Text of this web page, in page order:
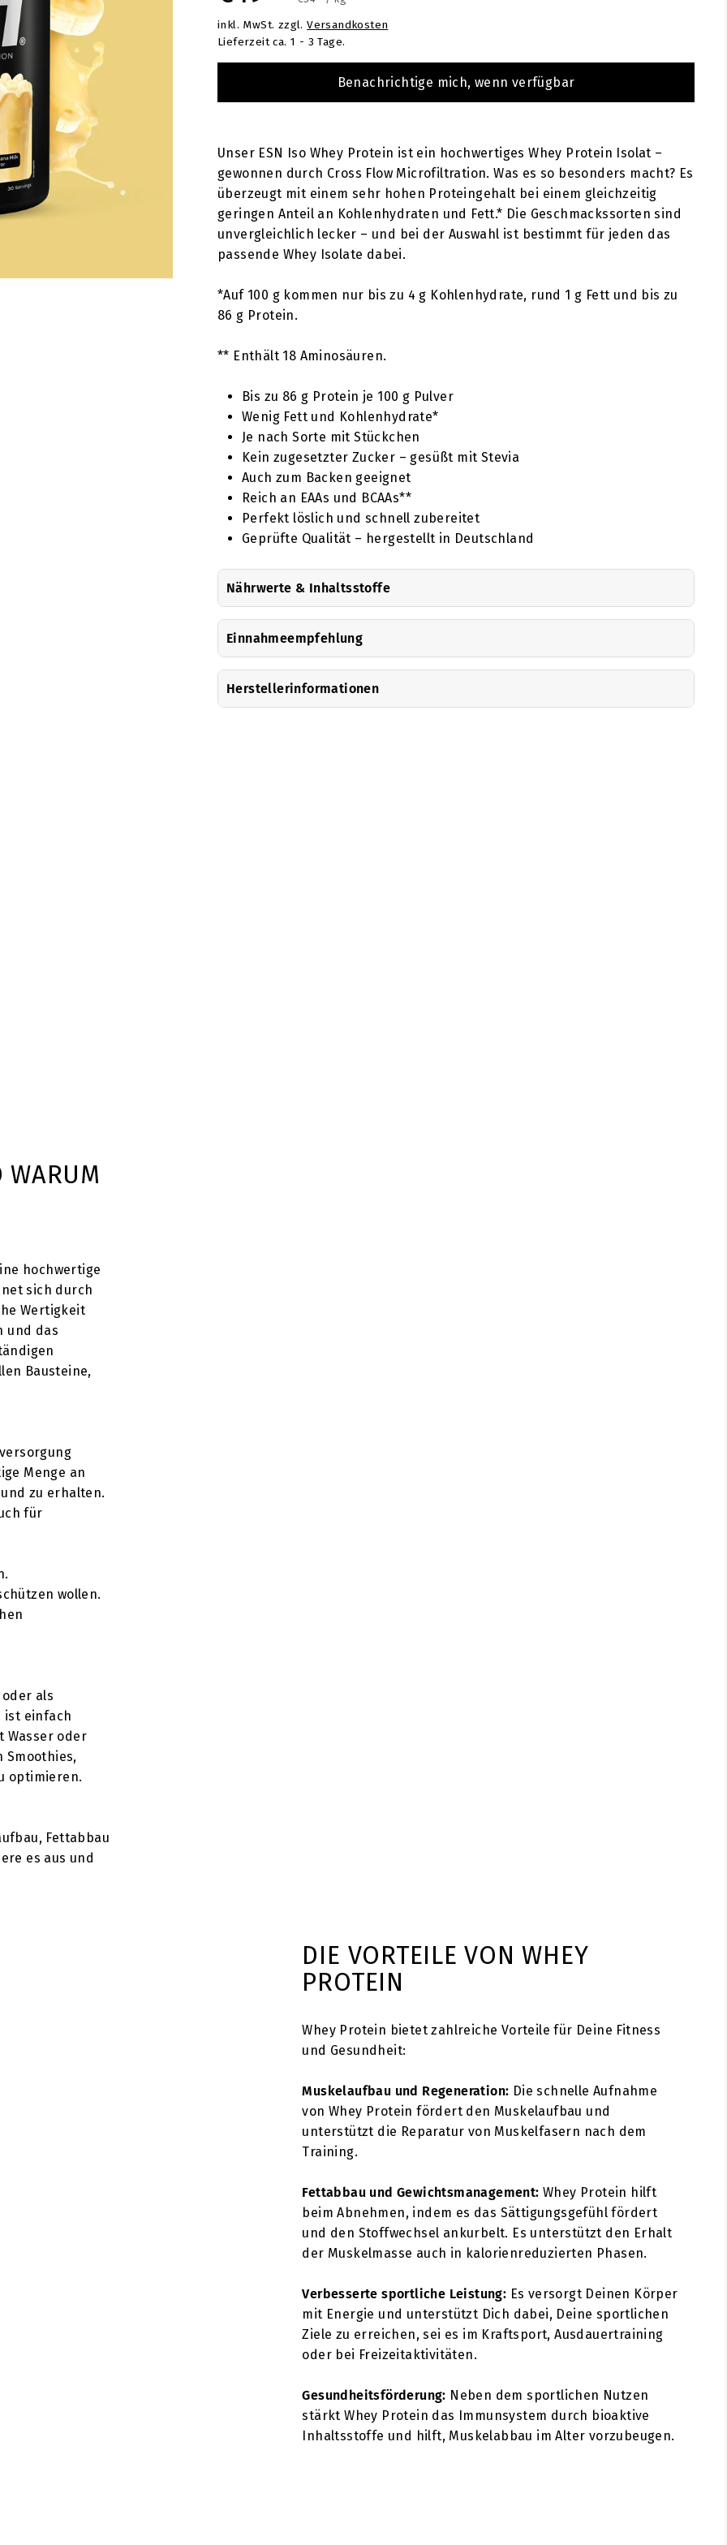
Preis
inkl. MwSt. zzgl.Versandkosten
Lieferzeit ca. 1 - 3 Tage.
Benachrichtige mich, wenn verfügbar
Unser ESN Iso Whey Protein ist ein hochwertiges Whey Protein Isolat –
gewonnen durch Cross Flow Microfiltration. Was es so besonders macht? Es
überzeugt mit einem sehr hohen Proteingehalt bei einem gleichzeitig
geringen Anteil an Kohlenhydraten und Fett.* Die Geschmackssorten sind
unvergleichlich lecker – und bei der Auswahl ist bestimmt für jeden das
passende Whey Isolate dabei.
*Auf 100 g kommen nur bis zu 4 g Kohlenhydrate, rund 1 g Fett und bis zu
86 g Protein.
** Enthält 18 Aminosäuren.
Bis zu 86 g Protein je 100 g Pulver
Wenig Fett und Kohlenhydrate*
Je nach Sorte mit Stückchen
Kein zugesetzter Zucker – gesüßt mit Stevia
Auch zum Backen geeignet
Reich an EAAs und BCAAs**
Perfekt löslich und schnell zubereitet
Geprüfte Qualität – hergestellt in Deutschland
Nährwerte & Inhaltsstoffe
Einnahmeempfehlung
Herstellerinformationen
WARUM
hochwertige
sich durch
Wertigkeit
und das
Bausteine,
Menge an
zu erhalten.
für
wollen.
als
ist einfach
Wasser oder
Smoothies,
optimieren.
Fettabbau
es aus und
DIE VORTEILE VON WHEY
PROTEIN
Whey Protein bietet zahlreiche Vorteile für Deine Fitness
und Gesundheit:
Muskelaufbau und Regeneration: Die schnelle Aufnahme
von Whey Protein fördert den Muskelaufbau und
unterstützt die Reparatur von Muskelfasern nach dem
Training.
Fettabbau und Gewichtsmanagement: Whey Protein hilft
beim Abnehmen, indem es das Sättigungsgefühl fördert
und den Stoffwechsel ankurbelt. Es unterstützt den Erhalt
der Muskelmasse auch in kalorienreduzierten Phasen.
Verbesserte sportliche Leistung: Es versorgt Deinen Körper
mit Energie und unterstützt Dich dabei, Deine sportlichen
Ziele zu erreichen, sei es im Kraftsport, Ausdauertraining
oder bei Freizeitaktivitäten.
Gesundheitsförderung: Neben dem sportlichen Nutzen
stärkt Whey Protein das Immunsystem durch bioaktive
Inhaltsstoffe und hilft, Muskelabbau im Alter vorzubeugen.